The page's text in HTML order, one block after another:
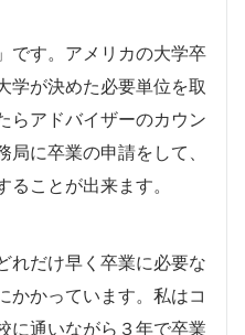
です。アメリカの大学卒
学が決めた必要単位を取
らアドバイザーのカウン
に卒業の申請をして、
ことが出来ます。
れだけ早く卒業に必要な
かっています。 私はコ
に通いながら３年で卒業